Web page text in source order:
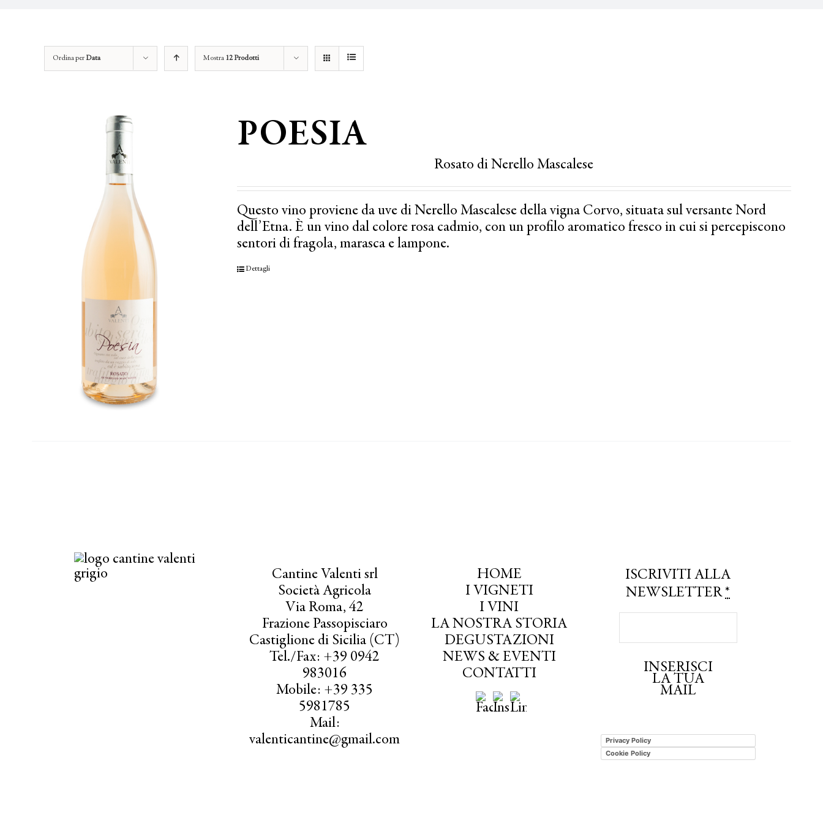
Ordina perData Mostra 12 Prodotti
POESIA
Rosato di Nerello Mascalese
Questo vino proviene da uve di Nerello Mascalese della vigna Corvo, situata sul versante Nord
dell’Etna. È un vino dal colore rosa cadmio, con un profilo aromatico fresco in cui si percepiscono
sentori di fragola, marasca e lampone.
Dettagli
Cantine Valenti srl
Società Agricola
Via Roma, 42
Frazione Passopisciaro
Castiglione di Sicilia (CT)
Tel./Fax: +39 0942
983016
Mobile: +39 335
5981785
Mail:
valenticantine@gmail.com
HOME
I VIGNETI
I VINI
LA NOSTRA STORIA
DEGUSTAZIONI
NEWS & EVENTI
CONTATTI
ISCRIVITI ALLA
NEWSLETTER*
INSERISCI
LA TUA
MAIL
Privacy Policy
Cookie Policy